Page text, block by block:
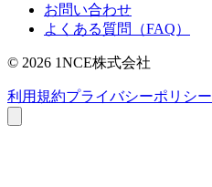
お問い合わせ
よくある質問（FAQ）
© 2026 1NCE株式会社
利用規約プライバシーポリシー